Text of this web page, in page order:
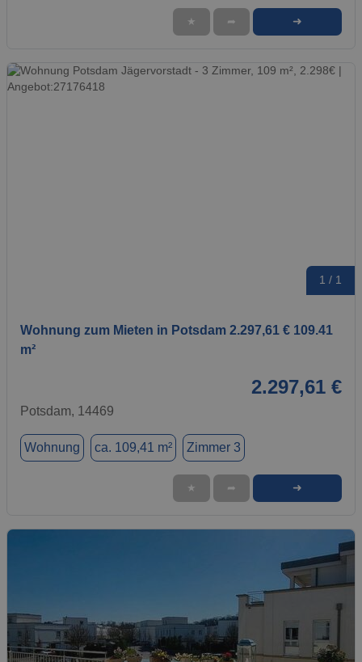
★ ➦ ➜
1 / 1
Wohnung zum Mieten in Potsdam 2.297,61 € 109.41
m²
2.297,61 €
Potsdam, 14469
Wohnung ca. 109,41 m² Zimmer 3
★ ➦ ➜